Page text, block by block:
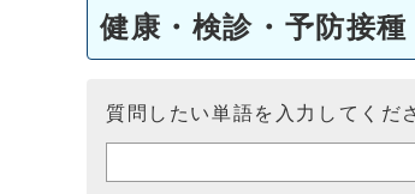
健康・検診・予防接種
質問したい単語を入力してくだ